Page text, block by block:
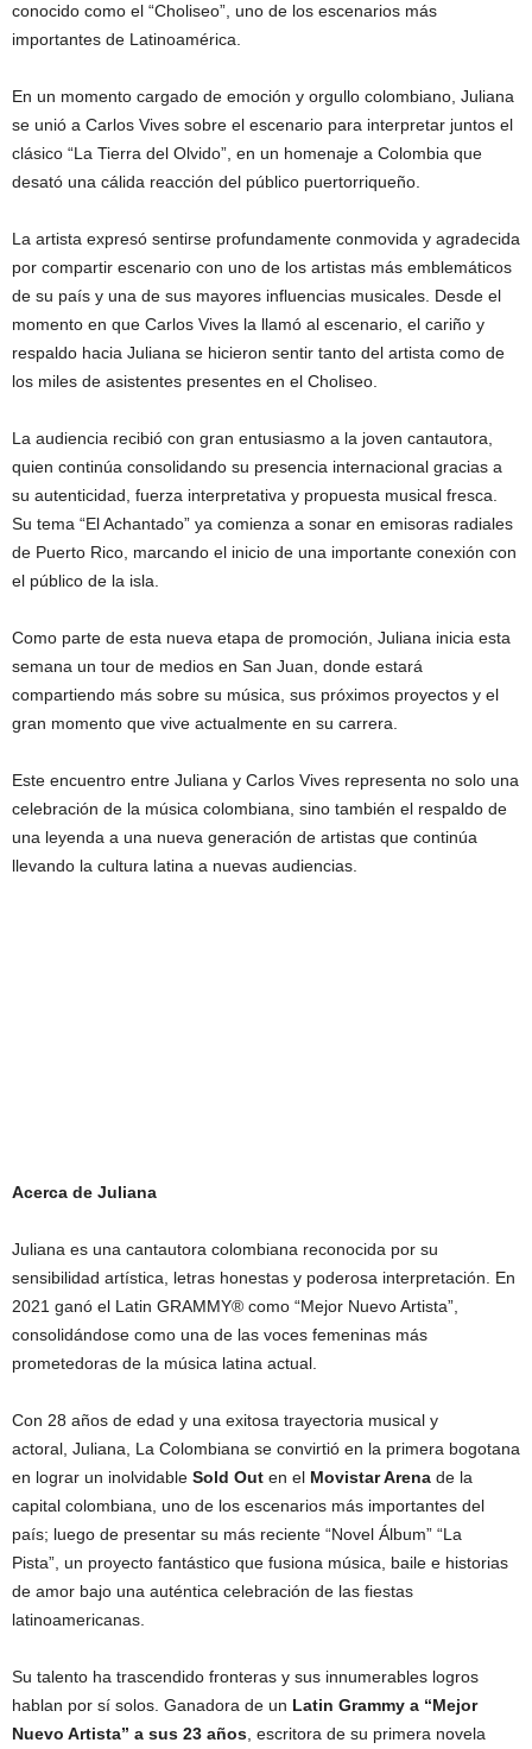
conocido como el “Choliseo”, uno de los escenarios más
importantes de Latinoamérica.
En un momento cargado de emoción y orgullo colombiano, Juliana
se unió a Carlos Vives sobre el escenario para interpretar juntos el
clásico “La Tierra del Olvido”, en un homenaje a Colombia que
desató una cálida reacción del público puertorriqueño.
La artista expresó sentirse profundamente conmovida y agradecida
por compartir escenario con uno de los artistas más emblemáticos
de su país y una de sus mayores influencias musicales. Desde el
momento en que Carlos Vives la llamó al escenario, el cariño y
respaldo hacia Juliana se hicieron sentir tanto del artista como de
los miles de asistentes presentes en el Choliseo.
La audiencia recibió con gran entusiasmo a la joven cantautora,
quien continúa consolidando su presencia internacional gracias a
su autenticidad, fuerza interpretativa y propuesta musical fresca.
Su tema “El Achantado” ya comienza a sonar en emisoras radiales
de Puerto Rico, marcando el inicio de una importante conexión con
el público de la isla.
Como parte de esta nueva etapa de promoción, Juliana inicia esta
semana un tour de medios en San Juan, donde estará
compartiendo más sobre su música, sus próximos proyectos y el
gran momento que vive actualmente en su carrera.
Este encuentro entre Juliana y Carlos Vives representa no solo una
celebración de la música colombiana, sino también el respaldo de
una leyenda a una nueva generación de artistas que continúa
llevando la cultura latina a nuevas audiencias.
Acerca de Juliana
Juliana es una cantautora colombiana reconocida por su
sensibilidad artística, letras honestas y poderosa interpretación. En
2021 ganó el Latin GRAMMY® como “Mejor Nuevo Artista”,
consolidándose como una de las voces femeninas más
prometedoras de la música latina actual.
Con 28 años de edad y una exitosa trayectoria musical y
actoral, Juliana, La Colombiana se convirtió en la primera bogotana
en lograr un inolvidable Sold Out en el Movistar Arena de la
capital colombiana, uno de los escenarios más importantes del
país; luego de presentar su más reciente “Novel Álbum” “La
Pista”, un proyecto fantástico que fusiona música, baile e historias
de amor bajo una auténtica celebración de las fiestas
latinoamericanas.
Su talento ha trascendido fronteras y sus innumerables logros
hablan por sí solos. Ganadora de un Latin Grammy a “Mejor
Nuevo Artista” a sus 23 años , escritora de su primera novela